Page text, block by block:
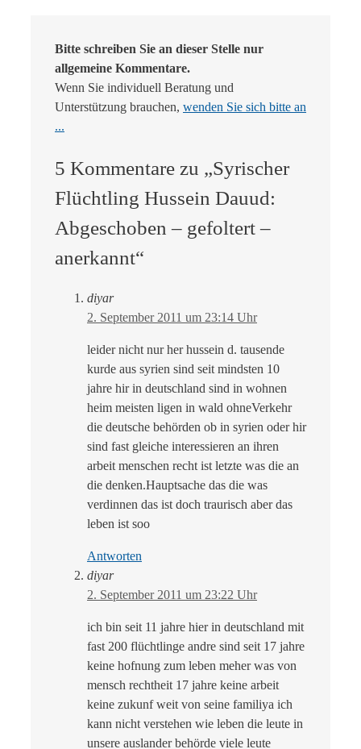
Bitte schreiben Sie an dieser Stelle nur
allgemeine Kommentare.
Wenn Sie individuell Beratung und
Unterstützung brauchen, wenden Sie sich bitte an
...
5 Kommentare zu „Syrischer
Flüchtling Hussein Dauud:
Abgeschoben – gefoltert –
anerkannt“
diyar
2. September 2011 um 23:14 Uhr
leider nicht nur her hussein d. tausende
kurde aus syrien sind seit mindsten 10
jahre hir in deutschland sind in wohnen
heim meisten ligen in wald ohneVerkehr
die deutsche behörden ob in syrien oder hir
sind fast gleiche interessieren an ihren
arbeit menschen recht ist letzte was die an
die denken.Hauptsache das die was
verdinnen das ist doch traurisch aber das
leben ist soo
Antworten
diyar
2. September 2011 um 23:22 Uhr
ich bin seit 11 jahre hier in deutschland mit
fast 200 flüchtlinge andre sind seit 17 jahre
keine hofnung zum leben meher was von
mensch rechtheit 17 jahre keine arbeit
keine zukunf weit von seine familiya ich
kann nicht verstehen wie leben die leute in
unsere auslander behörde viele leute